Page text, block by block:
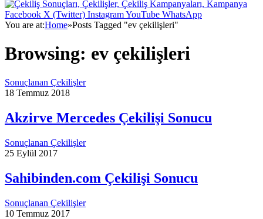
Facebook X (Twitter) InstagramYouTube WhatsApp
You are at:Home»Posts Tagged "ev çekilişleri"
Browsing: ev çekilişleri
Sonuçlanan Çekilişler
18 Temmuz 2018
Akzirve Mercedes Çekilişi Sonucu
Sonuçlanan Çekilişler
25 Eylül 2017
Sahibinden.com Çekilişi Sonucu
Sonuçlanan Çekilişler
10 Temmuz 2017